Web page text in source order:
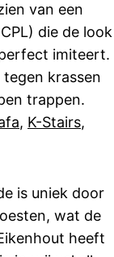
van een
die de look
imiteert.
krassen
trappen.
, K-Stairs,
is uniek door
wat de
heeft